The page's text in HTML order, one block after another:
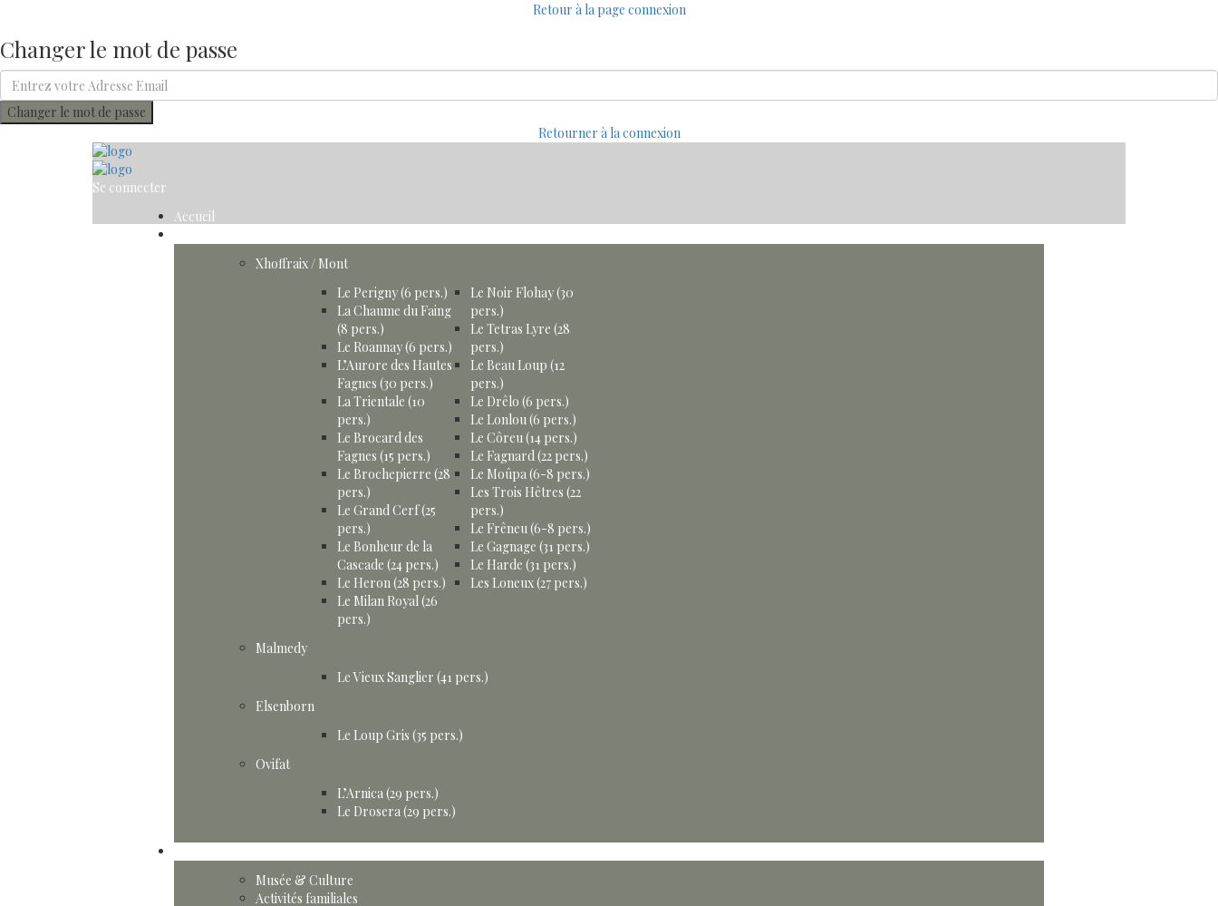
Retour à la page connexion
Changer le mot de passe
Changer le mot de passe
Retourner à la connexion
Se connecter
Accueil
Xhoffraix / Mont
Le Perigny (6 pers.)
La Chaume du Faing
(8 pers.)
Le Roannay (6 pers.)
L’Aurore des Hautes
Fagnes (30 pers.)
La Trientale (10
pers.)
Le Brocard des
Fagnes (15 pers.)
Le Brochepierre (28
pers.)
Le Grand Cerf (25
pers.)
Le Bonheur de la
Cascade (24 pers.)
Le Heron (28 pers.)
Le Milan Royal (26
pers.)
Le Noir Flohay (30
pers.)
Le Tetras Lyre (28
pers.)
Le Beau Loup (12
pers.)
Le Drêlo (6 pers.)
Le Lonlou (6 pers.)
Le Côreu (14 pers.)
Le Fagnard (22 pers.)
Le Moûpa (6-8 pers.)
Les Trois Hêtres (22
pers.)
Le Frêneu (6-8 pers.)
Le Gagnage (31 pers.)
Le Harde (31 pers.)
Les Loneux (27 pers.)
Malmedy
Le Vieux Sanglier (41 pers.)
Elsenborn
Le Loup Gris (35 pers.)
Ovifat
L’Arnica (29 pers.)
Le Drosera (29 pers.)
Musée & Culture
Activités familiales